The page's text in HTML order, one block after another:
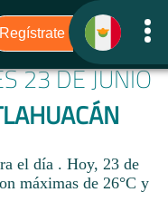
23 DE JUNIO
el día . Hoy, 23 de
máximas de 26°C y